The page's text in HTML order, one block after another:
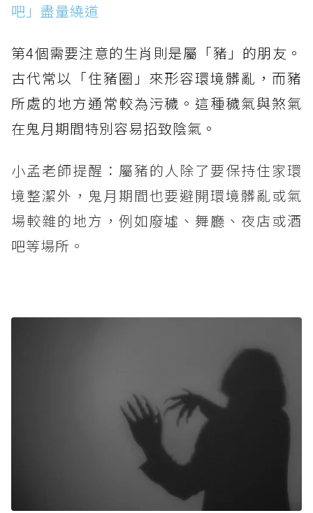
吧」盡量繞道
第4個需要注意的生肖則是屬「豬」的朋友。
古代常以「住豬圈」來形容環境髒亂，而豬
所處的地方通常較為污穢。這種穢氣與煞氣
在鬼月期間特別容易招致陰氣。
小孟老師提醒：屬豬的人除了要保持住家環
境整潔外，鬼月期間也要避開環境髒亂或氣
場較雜的地方，例如廢墟、舞廳、夜店或酒
吧等場所。